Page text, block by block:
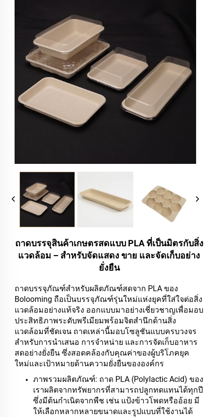
ถาดบรรจุสินค้าเกษตรสดแบบ PLA ที่เป็นมิตรกับสิ่ง
แวดล้อม – สำหรับจัดแสดง ขาย และจัดเก็บอย่าง
ยั่งยืน
ถาดบรรจุภัณฑ์สำหรับผลิตภัณฑ์สดจาก PLA ของ
Bolooming ถือเป็นบรรจุภัณฑ์รุ่นใหม่แห่งยุคที่ใส่ใจต่อสิ่ง
แวดล้อมอย่างแท้จริง ออกแบบมาอย่างเชี่ยวชาญเพื่อมอบ
ประสิทธิภาพระดับพรีเมียมพร้อมจิตสำนึกด้านสิ่ง
แวดล้อมที่ชัดเจน ถาดเหล่านี้มอบโซลูชันแบบครบวงจร
สำหรับการนำเสนอ การจำหน่าย และการจัดเก็บอาหาร
สดอย่างยั่งยืน ซึ่งสอดคล้องกับคุณค่าของผู้บริโภคยุค
ใหม่และเป้าหมายด้านความยั่งยืนขององค์กร
ภาพรวมผลิตภัณฑ์: ถาด PLA (Polylactic Acid) ของ
เราผลิตจากทรัพยากรที่สามารถปลูกทดแทนได้ทุกปี
ซึ่งมีต้นกำเนิดจากพืช เช่น แป้งข้าวโพดหรืออ้อย มี
ให้เลือกหลากหลายขนาดและรูปแบบที่ใช้งานได้